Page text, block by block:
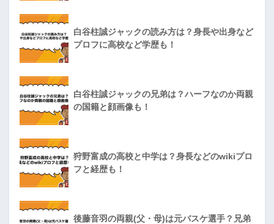
白谷柱誠ジャックの読み方は？身長や出身など
プロフに高校など学歴も！
白谷柱誠ジャックの兄弟は？ハーフなのか両親
の国籍と顔画像も！
狩野富成の高校と中学は？身長などのwikiプロ
フと経歴も！
後藤音羽の両親(父・母)は元バスケ選手？兄弟